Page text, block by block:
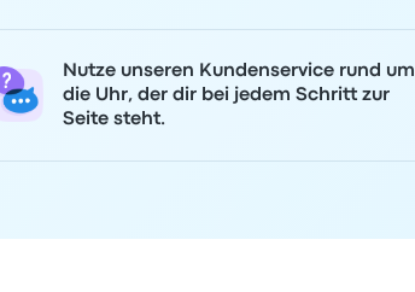
Nutze unseren Kundenservice rund um
die Uhr, der dir bei jedem Schritt zur
Seite steht.